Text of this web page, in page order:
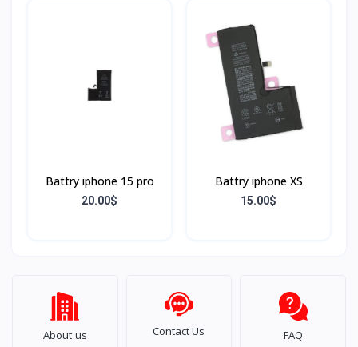
Battry iphone 15 pro
20.00$
Battry iphone XS
15.00$
About us Contact Us FAQ